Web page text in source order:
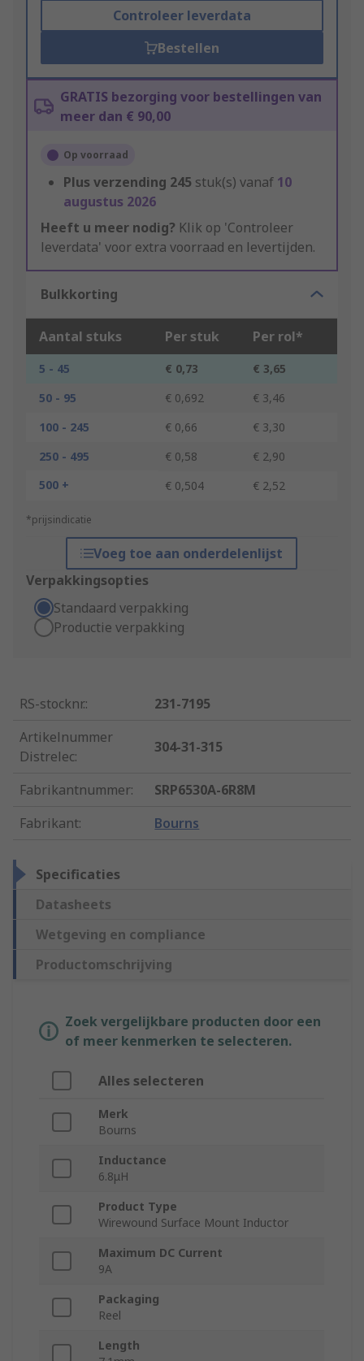
Controleer leverdata
Bestellen
GRATIS bezorging voor bestellingen van
meer dan € 90,00
Op voorraad
Plus verzending 245 stuk(s) vanaf 10
augustus 2026
Heeft u meer nodig? Klik op 'Controleer
leverdata' voor extra voorraad en levertijden.
Bulkkorting
Aantal stuks Per stuk Per rol*
5 - 45 € 0,73
€ 3,65
50 - 95
€ 0,692
€ 3,46
100 - 245
€ 0,66
€ 3,30
250 - 495
€ 0,58
€ 2,90
500 +
€ 0,504 € 2,52
*prijsindicatie
Voeg toe aan onderdelenlijst
Verpakkingsopties
Standaard verpakking
Productie verpakking
RS-stocknr.:
231-7195
Artikelnummer
Distrelec:
304-31-315
Fabrikantnummer:
SRP6530A-6R8M
Fabrikant: Bourns
Specificaties
Datasheets
Wetgeving en compliance
Productomschrijving
Zoek vergelijkbare producten door een
of meer kenmerken te selecteren.
Alles selecteren
Merk
Bourns
Inductance
6.8μH
Product Type
Wirewound Surface Mount Inductor
Maximum DC Current
9A
Packaging
Reel
Length